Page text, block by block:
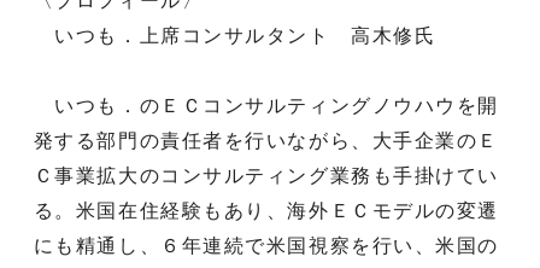
いつも．上席コンサルタント 高木修氏
いつも．のＥＣコンサルティングノウハウを開
発する部門の責任者を行いながら、大手企業のＥ
Ｃ事業拡大のコンサルティング業務も手掛けてい
る。米国在住経験もあり、海外ＥＣモデルの変遷
にも精通し、６年連続で米国視察を行い、米国の